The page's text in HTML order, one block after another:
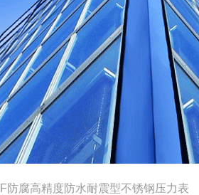
防腐高精度防水耐震型不锈钢压力表